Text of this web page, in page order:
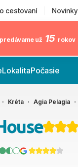
cestovaní Novinky
už 15 rokov
LokalitaPočasie
Kréta Agia Pelagia